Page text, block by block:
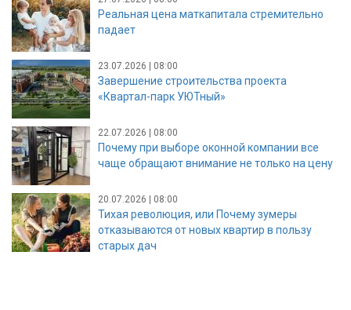
Реальная цена маткапитала стремительно
падает
23.07.2026 | 08:00
Завершение строительства проекта
«Квартал-парк УЮТный»
22.07.2026 | 08:00
Почему при выборе оконной компании все
чаще обращают внимание не только на цену
20.07.2026 | 08:00
Тихая революция, или Почему зумеры
отказываются от новых квартир в пользу
старых дач